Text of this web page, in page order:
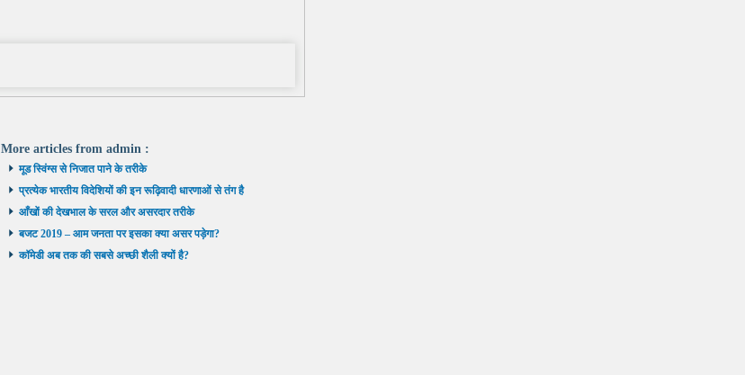
More articles from admin :
मूड स्विंग्स से निजात पाने के तरीके
प्रत्येक भारतीय विदेशियों की इन रूढ़िवादी धारणाओं से तंग है
आँखों की देखभाल के सरल और असरदार तरीके
बजट 2019 – आम जनता पर इसका क्या असर पड़ेगा?
कॉमेडी अब तक की सबसे अच्छी शैली क्यों है?